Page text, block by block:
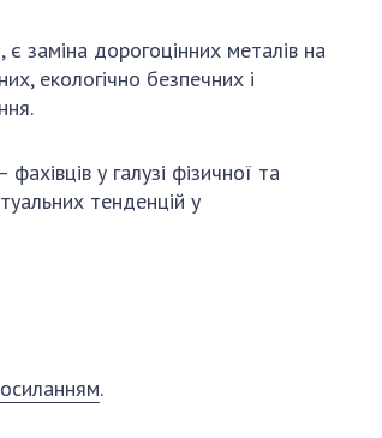
ПРОФСПІЛКА НАН
УКРАЇНИ
заміна дорогоцінних металів на
екологічно безпечних і
у галузі фізичної та
тенденцій у
.